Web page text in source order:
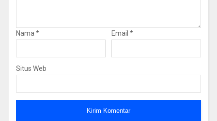
Nama * Email *
Situs Web